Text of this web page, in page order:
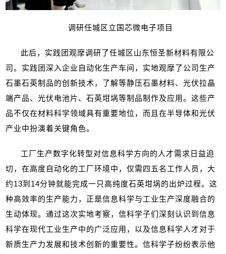
调研任城区立国芯微电子项目
此后，实践团观摩调研了任城区山东恒圣新材料有限公
司。实践团深入企业自动化生产车间，实地观摩了公司生产
石墨石英制品的创新技术，了解等静压石墨材料、光伏拉晶
端产品、光伏电池片、石英坩埚等制品制作及应用。这些产
品不仅在材料科学领域具有重要地位，而且在半导体和光伏
产业中扮演着关键角色。
工厂生产数字化转型对信息科学方向的人才需求日益迫
切，在高度自动化的工厂环境中，仅需四五名工作人员，大
约13到 14分钟就能完成一只高纯度石英坩埚的出炉过程。这
种高效率的生产能力，正是信息科学与工业生产深度融合的
生动体现。通过这次实地考察，信科学子们深刻认识到信息
科学在现代工业生产中的广泛应用，以及信息科学人才对于
新质生产力发展和技术创新的重要性。信科学子纷纷表示他